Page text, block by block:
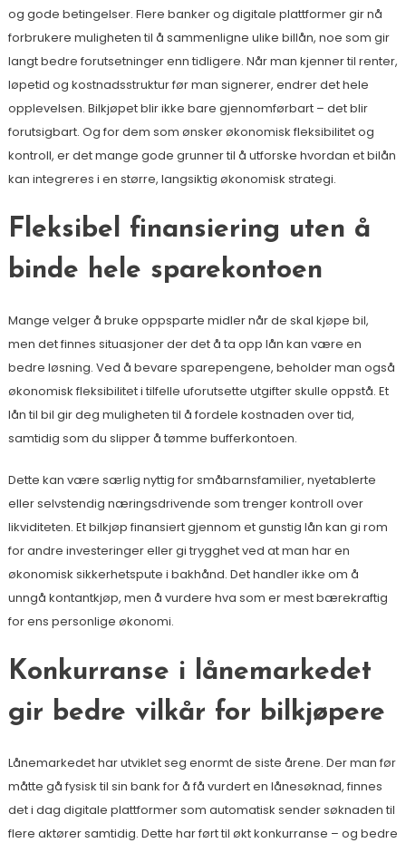
og gode betingelser. Flere banker og digitale plattformer gir nå
forbrukere muligheten til å sammenligne ulike billån, noe som gir
langt bedre forutsetninger enn tidligere. Når man kjenner til renter,
løpetid og kostnadsstruktur før man signerer, endrer det hele
opplevelsen. Bilkjøpet blir ikke bare gjennomførbart – det blir
forutsigbart. Og for dem som ønsker økonomisk fleksibilitet og
kontroll, er det mange gode grunner til å utforske hvordan et bilån
kan integreres i en større, langsiktig økonomisk strategi.
Fleksibel finansiering uten å
binde hele sparekontoen
Mange velger å bruke oppsparte midler når de skal kjøpe bil,
men det finnes situasjoner der det å ta opp lån kan være en
bedre løsning. Ved å bevare sparepengene, beholder man også
økonomisk fleksibilitet i tilfelle uforutsette utgifter skulle oppstå. Et
lån til bil gir deg muligheten til å fordele kostnaden over tid,
samtidig som du slipper å tømme bufferkontoen.
Dette kan være særlig nyttig for småbarnsfamilier, nyetablerte
eller selvstendig næringsdrivende som trenger kontroll over
likviditeten. Et bilkjøp finansiert gjennom et gunstig lån kan gi rom
for andre investeringer eller gi trygghet ved at man har en
økonomisk sikkerhetspute i bakhånd. Det handler ikke om å
unngå kontantkjøp, men å vurdere hva som er mest bærekraftig
for ens personlige økonomi.
Konkurranse i lånemarkedet
gir bedre vilkår for bilkjøpere
Lånemarkedet har utviklet seg enormt de siste årene. Der man før
måtte gå fysisk til sin bank for å få vurdert en lånesøknad, finnes
det i dag digitale plattformer som automatisk sender søknaden til
flere aktører samtidig. Dette har ført til økt konkurranse – og bedre